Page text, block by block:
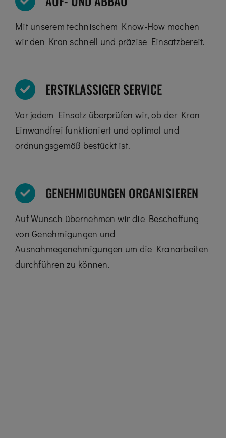
Mit unserem technischem Know-How machen
wir den Kran schnell und präzise Einsatzbereit.
ERSTKLASSIGER SERVICE
Vor jedem Einsatz überprüfen wir, ob der Kran
Einwandfrei funktioniert und optimal und
ordnungsgemäß bestückt ist.
GENEHMIGUNGEN ORGANISIEREN
Auf Wunsch übernehmen wir die Beschaffung
von Genehmigungen und
Ausnahmegenehmigungen um die Kranarbeiten
durchführen zu können.